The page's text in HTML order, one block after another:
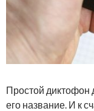
Простой диктофон
его название. И к